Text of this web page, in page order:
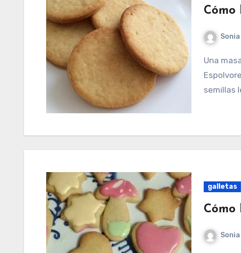
Cómo
Sonia
Una masa sabrosa que se deshace en la boca.
semillas
galletas
Cómo
Sonia